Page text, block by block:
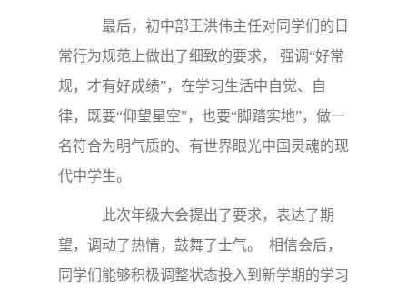
最后，初中部王洪伟主任对同学们的日
常行为规范上做出了细致的要求， 强调“好常
规，才有好成绩”，在学习生活中自觉、自
律，既要“仰望星空”，也要“脚踏实地”，做一
名符合为明气质的、有世界眼光中国灵魂的现
代中学生。
此次年级大会提出了要求，表达了期
望，调动了热情，鼓舞了士气。 相信会后，
同学们能够积极调整状态投入到新学期的学习